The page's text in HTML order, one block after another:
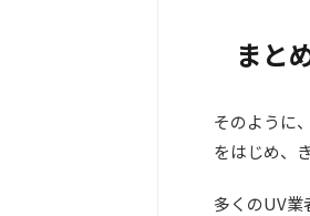
まと
そのように
をはじめ、
多くのUV業